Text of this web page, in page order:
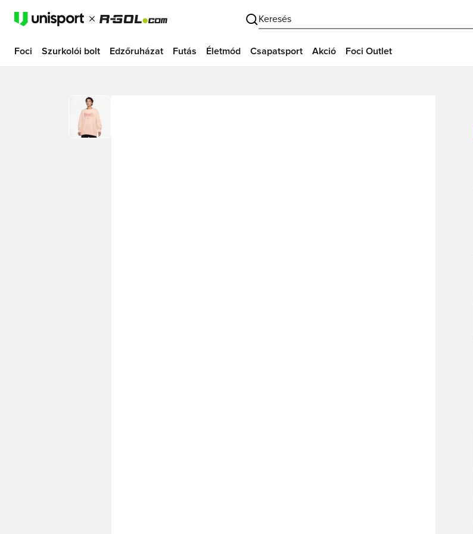
Keresés
Foci Szurkolói bolt Edzőruházat Futás Életmód Csapatsport Akció Foci Outlet